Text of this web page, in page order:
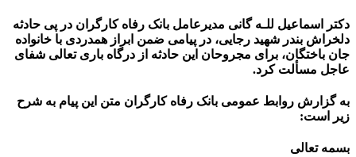
دکتر اسماعیل للـه گانی مدیرعامل بانک رفاه کارگران در پی حادثه
دلخراش بندر شهید رجایی، در پیامی ضمن ابراز همدردی با خانواده
جان‌ باختگان، برای مجروحان این حادثه از درگاه باری تعالی شفای
عاجل مسألت کرد.
به گزارش روابط عمومی بانک رفاه کارگران متن این پیام به شرح
زیر است:
بسمه تعالی